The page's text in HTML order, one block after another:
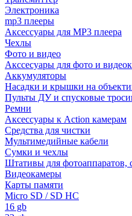
Электроника
mp3 плееры
Аксессуары для MP3 плеера
Чехлы
Фото и видео
Акссесуары для фото и
Аккумуляторы
Насадки и крышки на
Пульты ДУ и спусковые
Ремни
Аксессуары к Action камерам
Средства для чистки
Мультимедийные кабели
Сумки и чехлы
Штативы для фотоаппаратов,
Видеокамеры
Карты памяти
Micro SD / SD HC
16 gb